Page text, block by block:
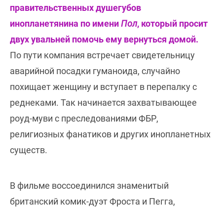
правительственных душегубов
инопланетянина по имениПол, который просит
двух увальней помочь ему вернуться домой.
По пути компания встречает свидетельницу
аварийной посадки гуманоида, случайно
похищает женщину и вступает в перепалку с
реднеками. Так начинается захватывающее
роуд-муви с преследованиями ФБР,
религиозных фанатиков и других инопланетных
существ.
В фильме воссоединился знаменитый
британский комик-дуэт Фроста и Пегга,